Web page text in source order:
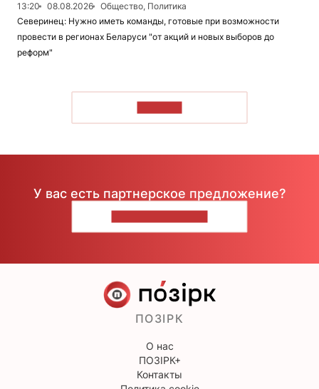
13:20
08.08.2026
Общество, Политика
Северинец: Нужно иметь команды, готовые при возможности
провести в регионах Беларуси "от акций и новых выборов до
реформ"
У вас есть партнерское предложение?
ПОЗІРК
О нас
ПОЗІРК+
Контакты